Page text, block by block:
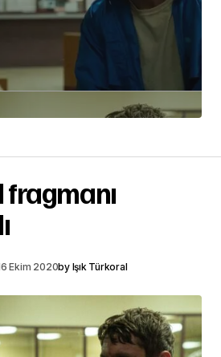
fragmanı
Ekim 2020by Işık Türkoral